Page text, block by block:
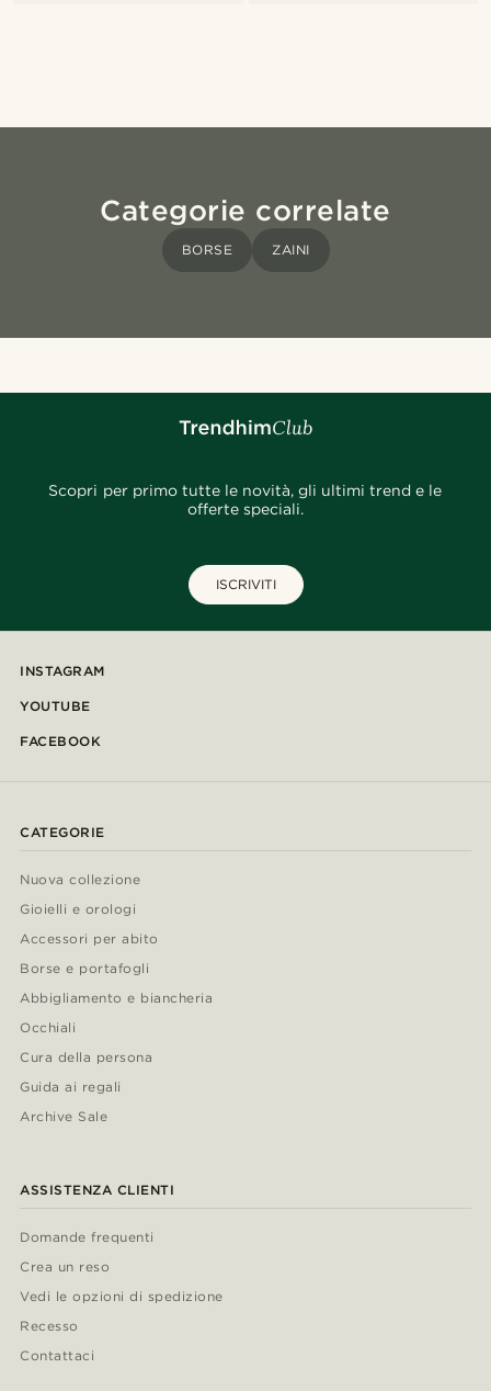
Categorie correlate
BORSE ZAINI
Scopri per primo tutte le novità, gli ultimi trend e le
offerte speciali.
ISCRIVITI
INSTAGRAM
YOUTUBE
FACEBOOK
CATEGORIE
Nuova collezione
Gioielli e orologi
Accessori per abito
Borse e portafogli
Abbigliamento e biancheria
Occhiali
Cura della persona
Guida ai regali
Archive Sale
ASSISTENZA CLIENTI
Domande frequenti
Crea un reso
Vedi le opzioni di spedizione
Recesso
Contattaci